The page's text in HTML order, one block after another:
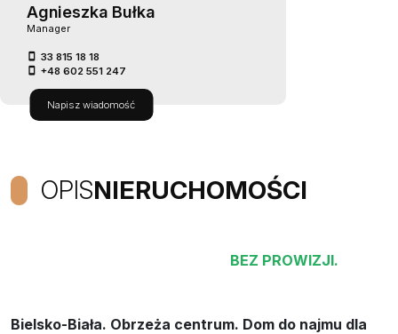
Agnieszka Bułka
Manager
33 815 18 18
+48 602 551 247
Napisz wiadomość
OPISNIERUCHOMOŚCI
BEZ PROWIZJI.
Bielsko-Biała. Obrzeża centrum. Dom do najmu dla